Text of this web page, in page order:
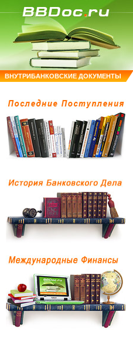
ВНУТРИБАНКОВСКИЕ ДОКУМЕНТЫ